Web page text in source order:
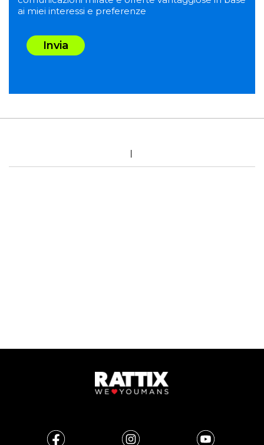
ai miei interessi e preferenze
Invia